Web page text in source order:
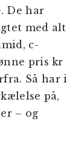
. De har
med alt
c-
pris kr
Så har i
på,
– og